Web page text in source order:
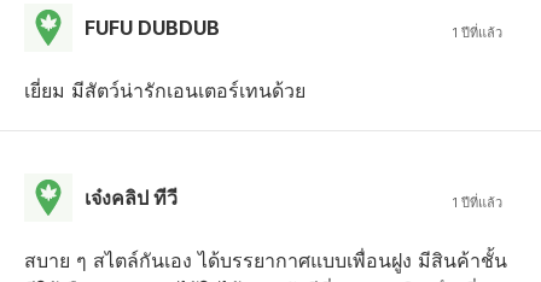
FUFU DUBDUB 1 ปีที่แล้ว
เยี่ยม มีสัตว์น่ารักเอนเตอร์เทนด้วย
เจ๋งคลิป ทีวี 1 ปีที่แล้ว
สบาย ๆ สไตล์กันเอง ได้บรรยากาศแบบเพื่อนฝูง มีสินค้าชั้น